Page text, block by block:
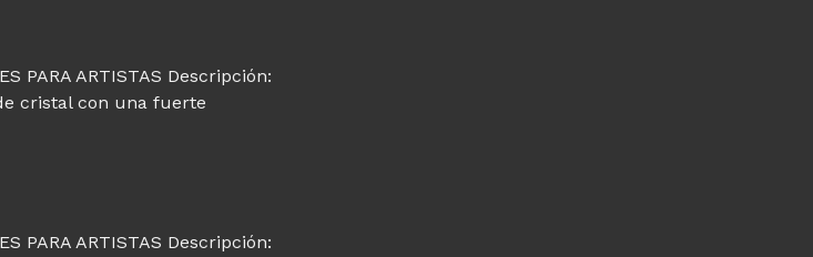
PARA ARTISTAS Descripción:
cristal con una fuerte
PARA ARTISTAS Descripción: